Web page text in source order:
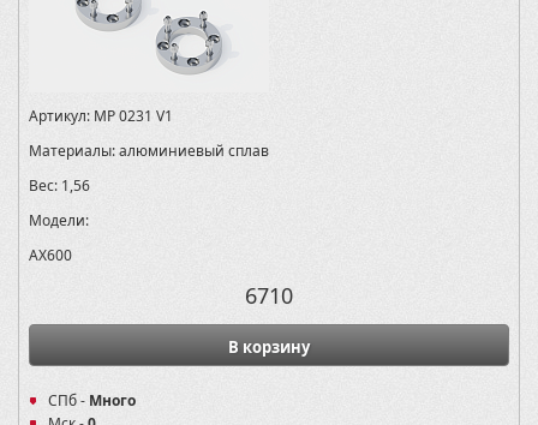
Артикул: MP 0231 V1
Материалы:алюминиевый сплав
Вес: 1,56
Модели:
AX600
6710
В корзину
СПб - Много